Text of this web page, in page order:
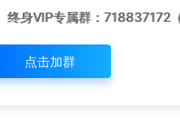
手工服务端+详细搭建教程
终身VIP专属群：718837172
点击加群